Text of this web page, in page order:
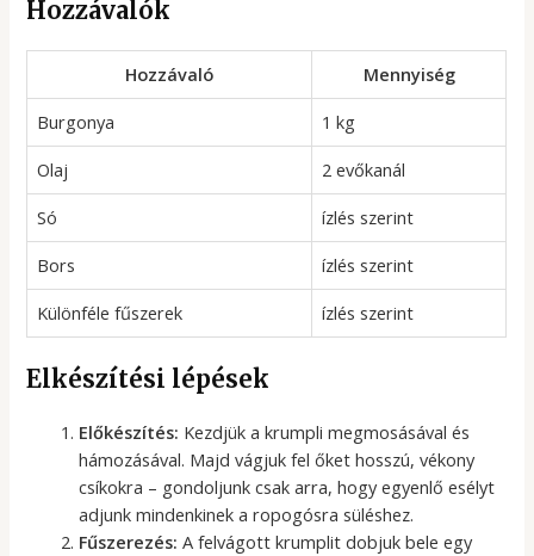
Hozzávalók
Hozzávaló
Mennyiség
Burgonya
1 kg
Olaj
2 evőkanál
Só
ízlés szerint
Bors
ízlés szerint
Különféle fűszerek
ízlés szerint
Elkészítési lépések
Előkészítés: Kezdjük a krumpli megmosásával és
hámozásával. Majd vágjuk fel őket hosszú, vékony
csíkokra – gondoljunk csak arra, hogy egyenlő esélyt
adjunk mindenkinek a ropogósra süléshez.
Fűszerezés: A felvágott krumplit dobjuk bele egy